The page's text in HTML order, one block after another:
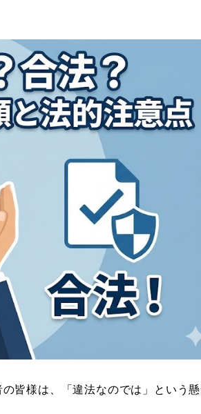
皆様は、「違法なのでは」という